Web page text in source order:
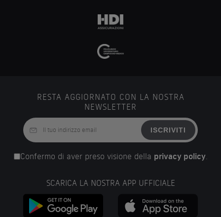
RESTA AGGIORNATO CON LA NOSTRA
NEWSLETTER
ISCRIVITI
Confermo di aver preso visione della privacy policy.
SCARICA LA NOSTRA APP UFFICIALE